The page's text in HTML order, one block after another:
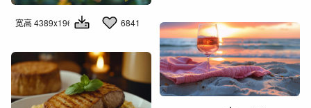
宽高 4389x1960 6841